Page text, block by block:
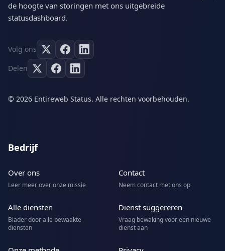
de hoogte van storingen met ons uitgebreide
statusdashboard.
Volg ons
Delen
© 2026 Entireweb Status. Alle rechten voorbehouden.
Bedrijf
Over ons
Leer meer over onze missie
Contact
Neem contact met ons op
Alle diensten
Blader door alle bewaakte
diensten
Dienst suggereren
Vraag bewaking voor een nieuwe
dienst aan